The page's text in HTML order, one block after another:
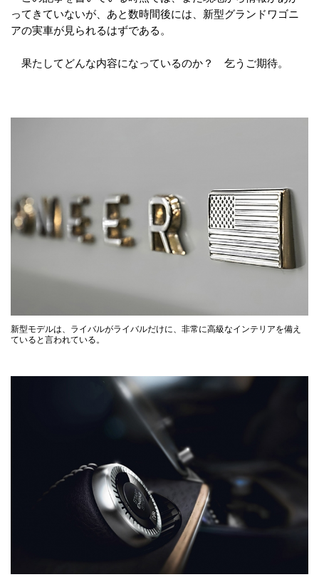
ってきていないが、あと数時間後には、新型グランドワゴニ
アの実車が見られるはずである。
果たしてどんな内容になっているのか？ 乞うご期待。
新型モデルは、ライバルがライバルだけに、非常に高級なインテリアを備え
ていると言われている。